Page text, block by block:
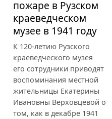
пожаре в Рузском
краеведческом
музее в 1941 году
К 120-летию Рузского
краеведческого музея
его сотрудники приводят
воспоминания местной
жительницы Екатерины
Ивановны Верховцевой о
том, как в декабре 1941